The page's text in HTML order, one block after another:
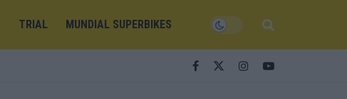
TRIAL MUNDIAL SUPERBIKES